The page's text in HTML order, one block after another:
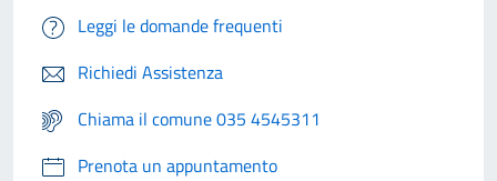
Leggi le domande frequenti
Richiedi Assistenza
Chiama il comune 035 4545311
Prenota un appuntamento